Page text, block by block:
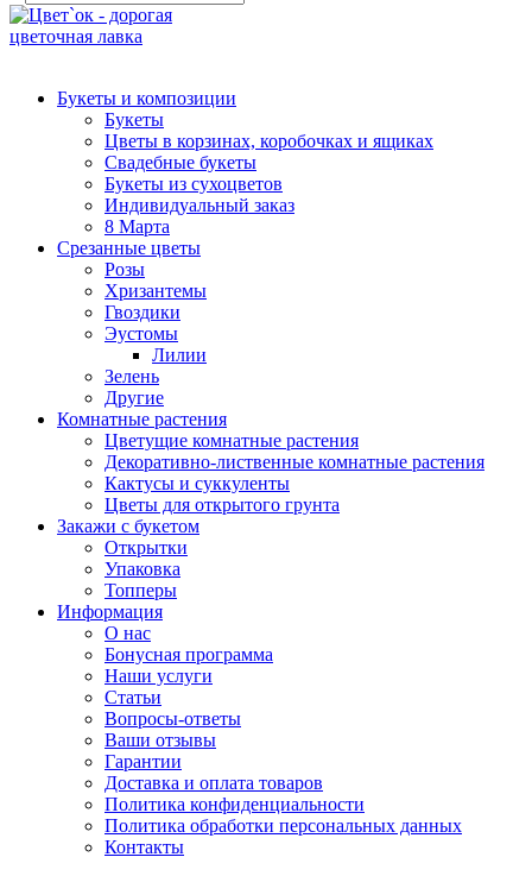
Букеты и композиции
Букеты
Цветы в корзинах, коробочках и ящиках
Свадебные букеты
Букеты из сухоцветов
Индивидуальный заказ
8 Марта
Срезанные цветы
Розы
Хризантемы
Гвоздики
Эустомы
Лилии
Зелень
Другие
Комнатные растения
Цветущие комнатные растения
Декоративно-лиственные комнатные растения
Кактусы и суккуленты
Цветы для открытого грунта
Закажи с букетом
Открытки
Упаковка
Топперы
Информация
О нас
Бонусная программа
Наши услуги
Статьи
Вопросы-ответы
Ваши отзывы
Гарантии
Доставка и оплата товаров
Политика конфиденциальности
Политика обработки персональных данных
Контакты